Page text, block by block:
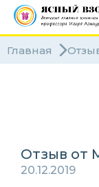
Главная
Отзыв от
20.12.2019